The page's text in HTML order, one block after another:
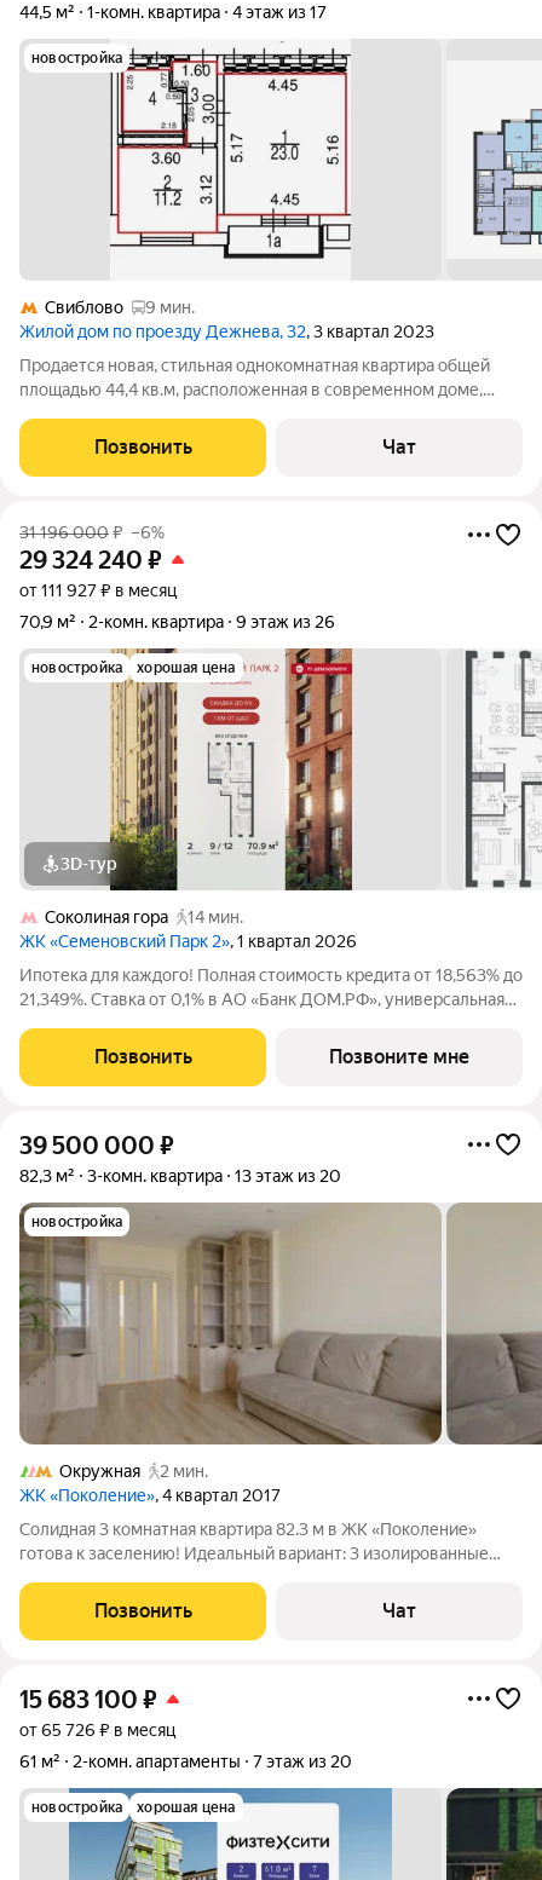
44,5 м² 1-комн. квартира 4 этаж из 17
новостройка
Свиблово
9 мин.
Жилой дом по проезду Дежнева, 32, 3 квартал 2023
Продается новая, стильная однокомнатная квартира общей
площадью 44,4 кв.м, расположенная в современном доме,
заселению. Продается с мебелью и техникой. Один взрослый
собственник. Что внутри:
Позвонить Чат
31 196 000₽ –6%
29 324 240 ₽
от 111 927 ₽ в месяц
70,9 м²
2-комн. квартира 9 этаж из 26
новостройка хорошая цена
3D-тур
Соколиная гора
14 мин.
ЖК «Семеновский Парк 2», 1 квартал 2026
Ипотека для каждого! Полная стоимость кредита от 18,563% до
21,349%. Ставка от 0,1% в АО «Банк ДОМ.РФ», универсальная
месяцев ставка устанавливается при наличии документа о
компенсации Банку
Позвонить Позвоните мне
39 500 000 ₽
82,3 м² 3-комн. квартира 13 этаж из 20
новостройка
Окружная
2 мин.
ЖК «Поколение», 4 квартал 2017
Солидная 3 комнатная квартира 82.3 м в ЖК «Поколение»
готова к заселению! Идеальный вариант: 3 изолированные
Полностью меблирована и оснащена качественной техникой.
Адрес: Москва, СВАО,
Позвонить Чат
15 683 100 ₽
от 65 726 ₽ в месяц
61 м²
2-комн. апартаменты 7 этаж из 20
новостройка хорошая цена